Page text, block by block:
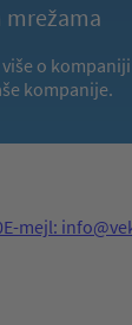
mrežama
o
kompanije.
E-mejl: